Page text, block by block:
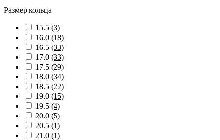
Размер кольца
15.5 (3)
16.0 (18)
16.5 (33)
17.0 (33)
17.5 (29)
18.0 (34)
18.5 (22)
19.0 (15)
19.5 (4)
20.0 (5)
20.5 (1)
21.0 (1)